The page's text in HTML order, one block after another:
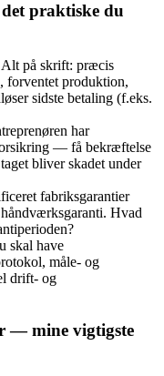
praktiske du
Alt på skrift: præcis
forventet produktion,
sidste betaling (f.eks.
har
— få bekræftelse
bliver skadet under
fabriksgarantier
Hvad
skal have
måle‑ og
drift- og
— mine vigtigste